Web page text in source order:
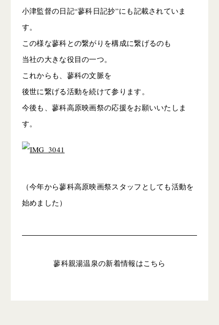
小津監督の日記“蓼科日記抄”にも記載されていま
す。
この様な蓼科との繋がりを構成に繋げるのも
当社の大きな役目の一つ。
これからも、蓼科の文脈を
後世に繋げる活動を続けて参ります。
今後も、蓼科高原映画祭の応援をお願いいたしま
す。
（今年から蓼科高原映画祭スタッフとしても活動を
始めました）
蓼科親湯温泉の新着情報はこちら